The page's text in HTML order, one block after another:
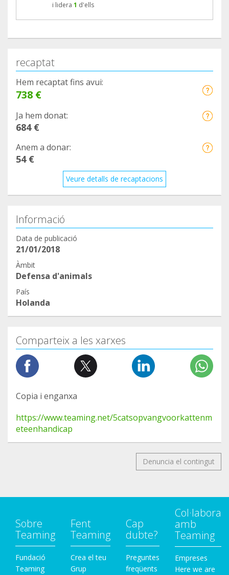
i lidera 1 d'ells
recaptat
Hem recaptat fins avui:
738 €
Ja hem donat:
684 €
Anem a donar:
54 €
Veure detalls de recaptacions
Informació
Data de publicació
21/01/2018
Àmbit
Defensa d'animals
País
Holanda
Comparteix a les xarxes
Copia i enganxa
https://www.teaming.net/5catsopvangvoorkattenm
eteenhandicap
Denuncia el contingut
Sobre
Teaming
Fundació
Teaming
Fent
Teaming
Crea el teu
Grup
Cap
dubte?
Preguntes
freqüents
Col·labora
amb
Teaming
Empreses
Here we are